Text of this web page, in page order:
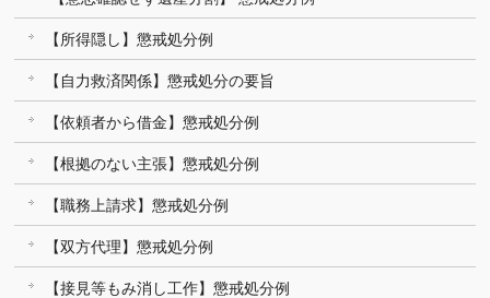
【所得隠し】懲戒処分例
【自力救済関係】懲戒処分の要旨
【依頼者から借金】懲戒処分例
【根拠のない主張】懲戒処分例
【職務上請求】懲戒処分例
【双方代理】懲戒処分例
【接見等もみ消し工作】懲戒処分例